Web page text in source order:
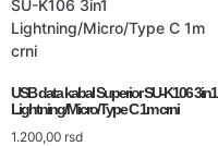
USB data kabal Superior SU-K106 3in1
Lightning/Micro/Type C 1m crni
1.200,00 rsd